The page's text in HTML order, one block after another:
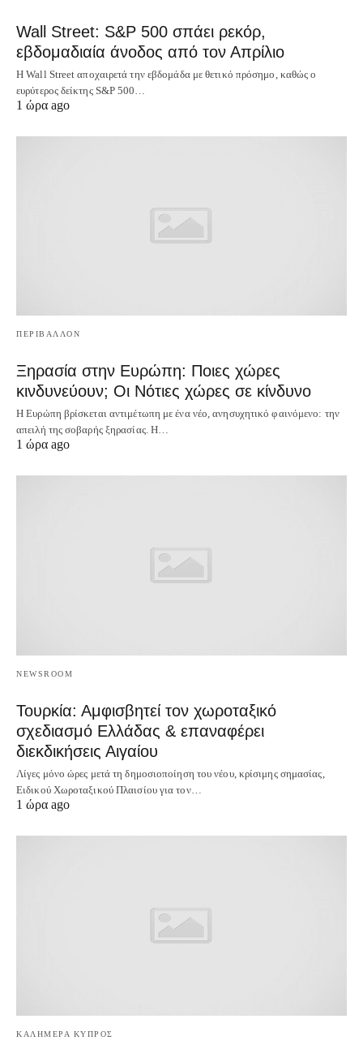
Wall Street: S&P 500 σπάει ρεκόρ,
εβδομαδιαία άνοδος από τον Απρίλιο
Η Wall Street αποχαιρετά την εβδομάδα με θετικό πρόσημο, καθώς ο
ευρύτερος δείκτης S&P 500…
1 ώρα ago
ΠΕΡΙΒΑΛΛΟΝ
Ξηρασία στην Ευρώπη: Ποιες χώρες
κινδυνεύουν; Οι Νότιες χώρες σε κίνδυνο
Η Ευρώπη βρίσκεται αντιμέτωπη με ένα νέο, ανησυχητικό φαινόμενο: την
απειλή της σοβαρής ξηρασίας. Η…
1 ώρα ago
NEWSROOM
Τουρκία: Αμφισβητεί τον χωροταξικό
σχεδιασμό Ελλάδας & επαναφέρει
διεκδικήσεις Αιγαίου
Λίγες μόνο ώρες μετά τη δημοσιοποίηση του νέου, κρίσιμης σημασίας,
Ειδικού Χωροταξικού Πλαισίου για τον…
1 ώρα ago
ΚΑΛΗΜΕΡΑ ΚΥΠΡΟΣ